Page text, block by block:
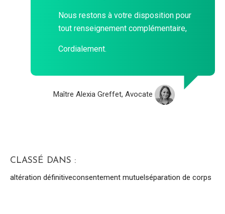
Nous restons à votre disposition pour
tout renseignement complémentaire,
Cordialement.
Maître Alexia Greffet, Avocate
CLASSÉ DANS :
altération définitiveconsentement mutuelséparation de corps